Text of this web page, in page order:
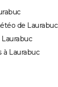
de Laurabuc
à Laurabuc